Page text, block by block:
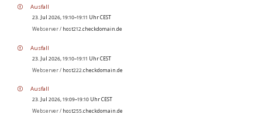
Ausfall
23. Jul 2026, 19:10–19:11 Uhr CEST
Webserver / host212.checkdomain.de
Ausfall
23. Jul 2026, 19:10–19:11 Uhr CEST
Webserver / host222.checkdomain.de
Ausfall
23. Jul 2026, 19:09–19:10 Uhr CEST
Webserver / host255.checkdomain.de